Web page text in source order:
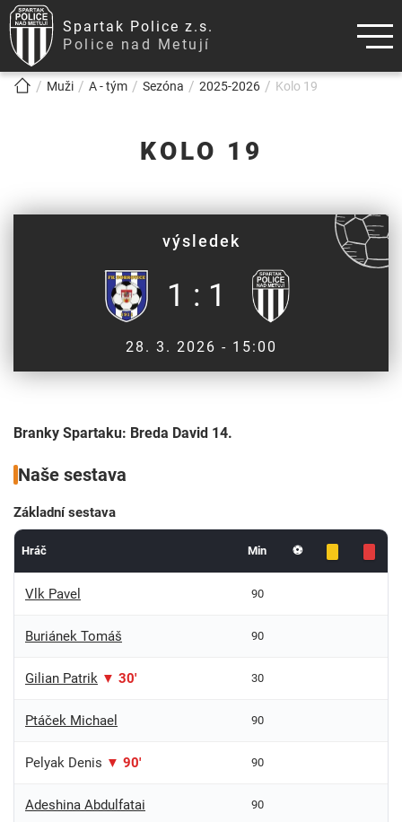
Spartak Police z.s.
Police nad Metují
!!!BREADCRUMB!!!
Muži A - tým Sezóna 2025-2026 Kolo 19
KOLO 19
výsledek
1 : 1
28. 3. 2026 - 15:00
Branky Spartaku: Breda David 14.
Naše sestava
Základní sestava
Hráč Min ⚽
Vlk Pavel 90
Buriánek Tomáš 90
Gilian Patrik ▼ 30' 30
Ptáček Michael 90
Pelyak Denis ▼ 90' 90
Adeshina Abdulfatai 90